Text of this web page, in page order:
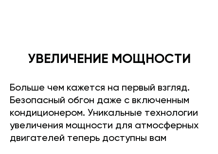
УВЕЛИЧЕНИЕ МОЩНОСТИ
Больше чем кажется на первый взгляд.
Безопасный обгон даже с включенным
кондиционером. Уникальные технологии
увеличения мощности для атмосферных
двигателей теперь доступны вам